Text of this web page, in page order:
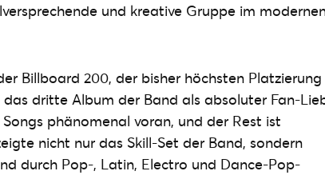
und kreative Gruppe im
Billboard 200, der bisher höchsten
dritte Album der Band als absoluter Fan-
phänomenal voran, und der Rest ist
nicht nur das Skill-Set der Band, sondern
durch Pop-, Latin, Electro und Dance-Pop-